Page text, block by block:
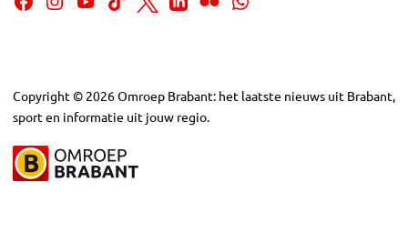
Copyright © 2026Omroep Brabant: het laatste nieuws uit Brabant,
sport en informatie uit jouw regio.